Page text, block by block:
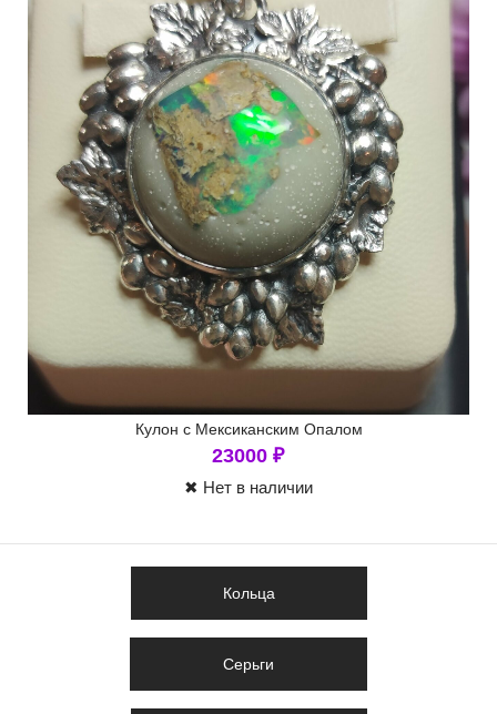
Кулон с Мексиканским Опалом
23000 ₽
✖ Нет в наличии
Кольца
Серьги